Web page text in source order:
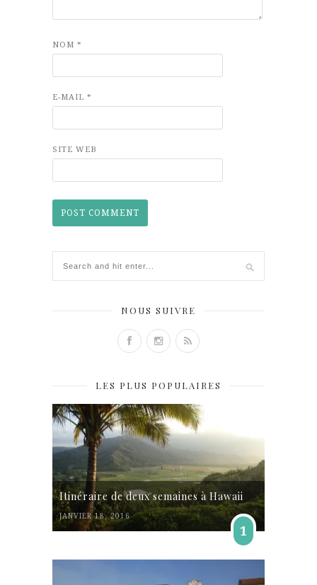
NOM *
E-MAIL *
SITE WEB
NOUS SUIVRE
LES PLUS POPULAIRES
Itinéraire de deux semaines à Hawaii
JANVIER 18, 2016
1